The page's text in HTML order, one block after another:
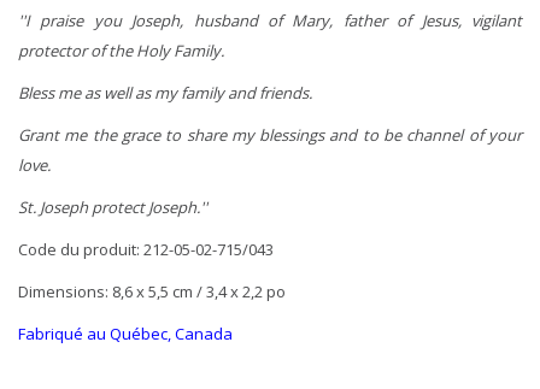
''I praise you Joseph, husband of Mary, father of Jesus, vigilant
protector of the Holy Family.
Bless me as well as my family and friends.
Grant me the grace to share my blessings and to be channel of your
love.
St. Joseph protect Joseph.''
Code du produit: 212-05-02-715/043
Dimensions: 8,6 x 5,5 cm / 3,4 x 2,2 po
Fabriqué au Québec, Canada